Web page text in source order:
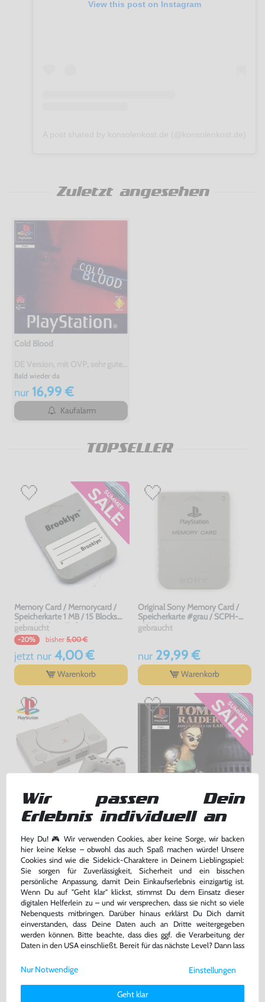
View this post on Instagram
Zuletzt angesehen
Cold Blood
Bald wieder da
nur16,99 €
Kaufalarm
TOPSELLER
Memory Card / Memorycard /
Speicherkarte 1 MB / 15 Blocks
[verschiedene Farben &
Hersteller]
gebraucht
-20% bisher 5,00 €
jetzt nur4,00 €
Warenkorb
Original Sony Memory Card /
Speicherkarte #grau / SCPH-
1020
gebraucht
nur29,99 €
Warenkorb
Konsole + Original Controller +
sehr guter Zustand, gebraucht
nur139,99 €
Warenkorb
Tomb Raider III
DE Version, nur CD, gebraucht
-10% bisher 7,99 €
jetzt nur 7,19 €
Warenkorb
DAS HABEN ANDERE DAZU
GEKAUFT
Wir passen Dein
Erlebnis individuell an
Hey Du! 🎮 Wir verwenden Cookies, aber keine Sorge, wir backen
hier keine Kekse – obwohl das auch Spaß machen würde! Unsere
Cookies sind wie die Sidekick-Charaktere in Deinem Lieblingsspiel:
Sie sorgen für Zuverlässigkeit, Sicherheit und ein bisschen
persönliche Anpassung, damit Dein Einkaufserlebnis einzigartig ist.
Wenn Du auf "Geht klar" klickst, stimmst Du dem Einsatz dieser
digitalen Helferlein zu – und wir versprechen, dass sie nicht so viele
Nebenquests mitbringen. Darüber hinaus erklärst Du Dich damit
einverstanden, dass Deine Daten auch an Dritte weitergegeben
werden können. Bitte beachte, dass dies ggf. die Verarbeitung der
Daten in den USA einschließt. Bereit für das nächste Level? Dann lass
Weitere Informationen zu den von uns verwendeten Cookies und
Deinen Rechten als Nutzer findest Du in unsererDaten­schutz­
Impressum.
Einstellungen
Geht klar
Nur Notwendige